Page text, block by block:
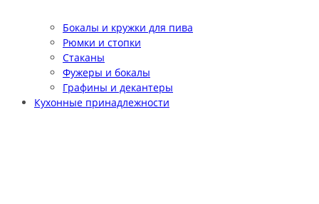
Бокалы и кружки для пива
Рюмки и стопки
Стаканы
Фужеры и бокалы
Графины и декантеры
Кухонные принадлежности